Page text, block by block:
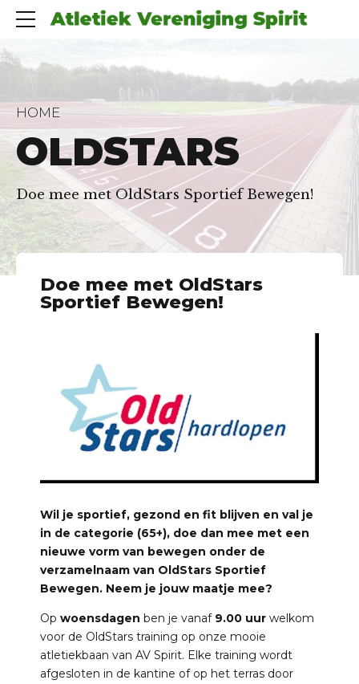
HOME
OLDSTARS
Doe mee met OldStars Sportief Bewegen!
Doe mee met OldStars
Sportief Bewegen!
Wil je sportief, gezond en fit blijven en val je
in de categorie (65+), doe dan mee met een
nieuwe vorm van bewegen onder de
verzamelnaam van OldStars Sportief
Bewegen. Neem je jouw maatje mee?
Op woensdagen ben je vanaf 9.00 uur welkom
voor de OldStars training op onze mooie
atletiekbaan van AV Spirit. Elke training wordt
afgesloten in de kantine of op het terras door